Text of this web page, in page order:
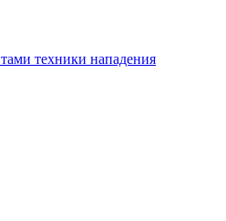
техники нападения